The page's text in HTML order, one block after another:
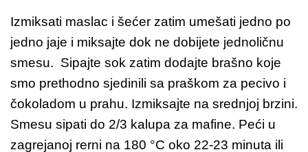
Izmiksati maslac i šećer zatim umešati jedno po
jedno jaje i miksajte dok ne dobijete jednoličnu
smesu. Sipajte sok zatim dodajte brašno koje
smo prethodno sjedinili sa praškom za pecivo i
čokoladom u prahu. Izmiksajte na srednjoj brzini.
Smesu sipati do 2/3 kalupa za mafine. Peći u
zagrejanoj rerni na 180 °C oko 22-23 minuta ili